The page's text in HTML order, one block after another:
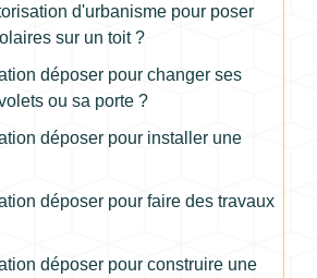
d'urbanisme pour poser
sur un toit ?
déposer pour changer ses
ou sa porte ?
déposer pour installer une
déposer pour faire des travaux
déposer pour construire une